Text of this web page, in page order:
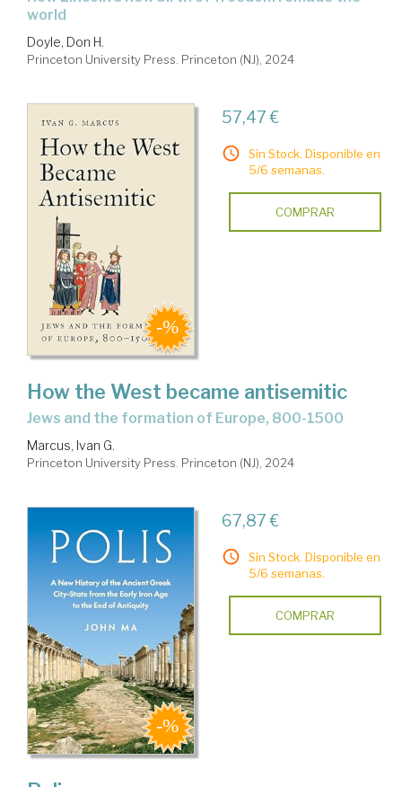
world
Doyle, Don H.
Princeton University Press. Princeton (NJ), 2024
57,47 €
Sin Stock. Disponible en
5/6 semanas.
COMPRAR
How the West became antisemitic
jews and the formation of Europe, 800-1500
Marcus, Ivan G.
Princeton University Press. Princeton (NJ), 2024
67,87 €
Sin Stock. Disponible en
5/6 semanas.
COMPRAR